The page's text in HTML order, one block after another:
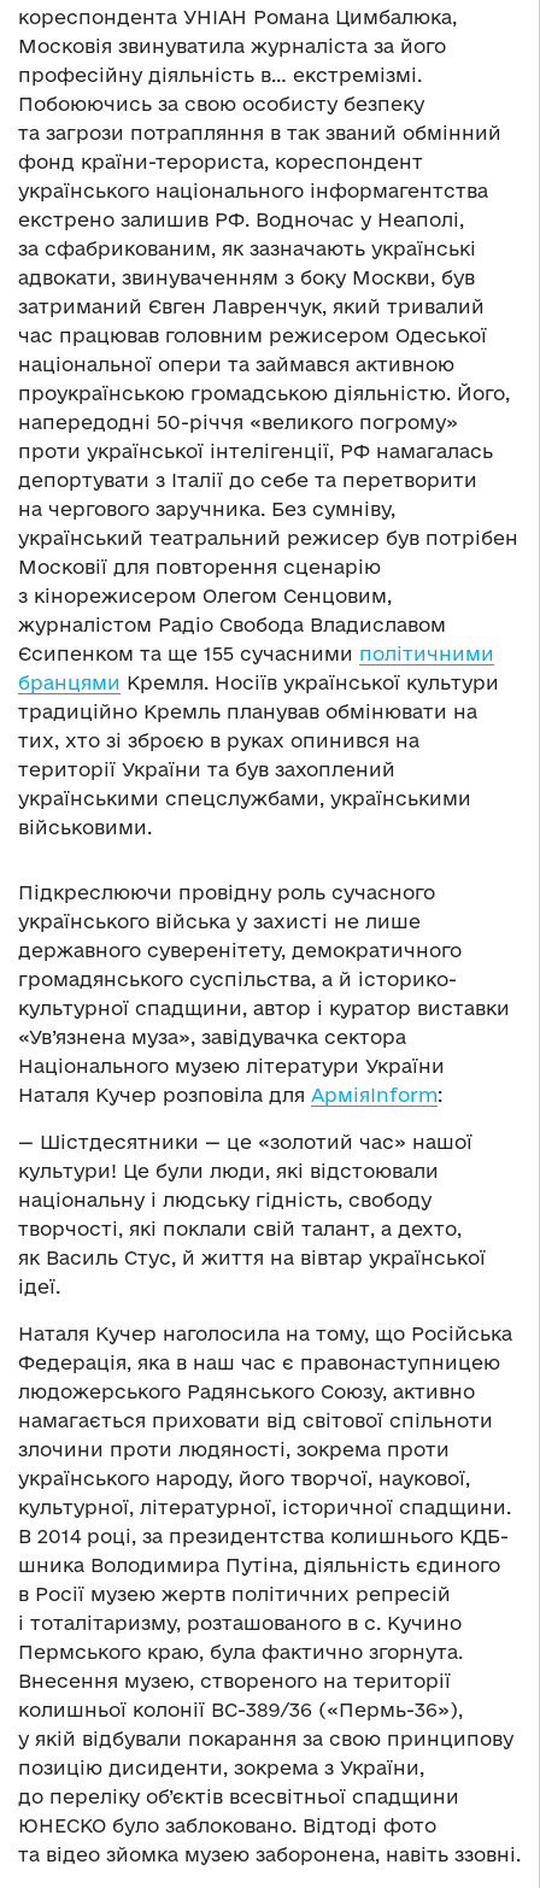
кореспондента УНІАН Романа Цимбалюка,
Московія звинуватила журналіста за його
професійну діяльність в… екстремізмі.
Побоюючись за свою особисту безпеку
та загрози потрапляння в так званий обмінний
фонд країни-терориста, кореспондент
українського національного інформагентства
екстрено залишив РФ. Водночас у Неаполі,
за сфабрикованим, як зазначають українські
адвокати, звинуваченням з боку Москви, був
затриманий Євген Лавренчук, який тривалий
час працював головним режисером Одеської
національної опери та займався активною
проукраїнською громадською діяльністю. Його,
напередодні 50-річчя «великого погрому»
проти української інтелігенції, РФ намагалась
депортувати з Італії до себе та перетворити
на чергового заручника. Без сумніву,
український театральний режисер був потрібен
Московії для повторення сценарію
з кінорежисером Олегом Сенцовим,
журналістом Радіо Свобода Владиславом
Єсипенком та ще 155 сучасними політичними
бранцями Кремля. Носіїв української культури
традиційно Кремль планував обмінювати на
тих, хто зі зброєю в руках опинився на
території України та був захоплений
українськими спецслужбами, українськими
військовими.
Підкреслюючи провідну роль сучасного
українського війська у захисті не лише
державного суверенітету, демократичного
громадянського суспільства, а й історико-
культурної спадщини, автор і куратор виставки
«Ув’язнена муза», завідувачка сектора
Національного музею літератури України
Наталя Кучер розповіла для АрміяІnform:
— Шістдесятники — це «золотий час» нашої
культури! Це були люди, які відстоювали
національну і людську гідність, свободу
творчості, які поклали свій талант, а дехто,
як Василь Стус, й життя на вівтар української
ідеї.
Наталя Кучер наголосила на тому, що Російська
Федерація, яка в наш час є правонаступницею
людожерського Радянського Союзу, активно
намагається приховати від світової спільноти
злочини проти людяності, зокрема проти
українського народу, його творчої, наукової,
культурної, літературної, історичної спадщини.
В 2014 році, за президентства колишнього КДБ-
шника Володимира Путіна, діяльність єдиного
в Росії музею жертв політичних репресій
і тоталітаризму, розташованого в с. Кучино
Пермського краю, була фактично згорнута.
Внесення музею, створеного на території
колишньої колонії ВС-389/36 («Пермь-36»),
у якій відбували покарання за свою принципову
позицію дисиденти, зокрема з України,
до переліку об’єктів всесвітньої спадщини
ЮНЕСКО було заблоковано. Відтоді фото
та відео зйомка музею заборонена, навіть ззовні.